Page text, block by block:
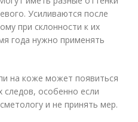
Усиливаются после
при склонности к их
года нужно применять
на коже может появиться
следов, особенно если
и не принять мер.